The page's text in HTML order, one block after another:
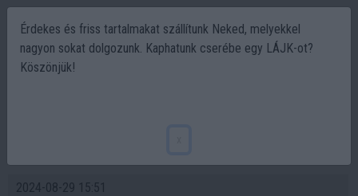
2024-08-29 15:51
Érdekes és friss tartalmakat szállítunk Neked, melyekkel
nagyon sokat dolgozunk. Kaphatunk cserébe egy LÁJK-ot?
Köszönjük!